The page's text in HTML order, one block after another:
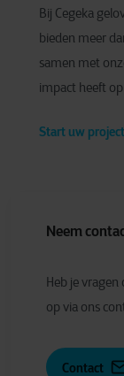
Bij Cegeka
bieden meer
samen met
impact heeft
Start uw
Neem
Heb je
op via ons
Contact